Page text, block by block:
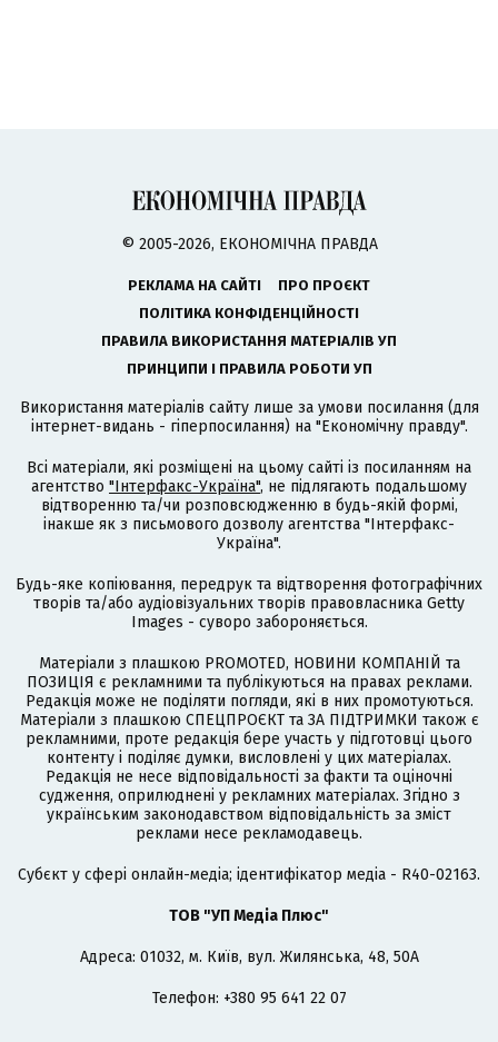
© 2005-2026, ЕКОНОМІЧНА ПРАВДА
РЕКЛАМА НА САЙТІ
ПРО ПРОЄКТ
ПОЛІТИКА КОНФІДЕНЦІЙНОСТІ
ПРАВИЛА ВИКОРИСТАННЯ МАТЕРІАЛІВ УП
ПРИНЦИПИ І ПРАВИЛА РОБОТИ УП
Використання матеріалів сайту лише за умови посилання (для
інтернет-видань - гіперпосилання) на "Економічну правду".
Всі матеріали, які розміщені на цьому сайті із посиланням на
агентство "Інтерфакс-Україна", не підлягають подальшому
відтворенню та/чи розповсюдженню в будь-якій формі,
інакше як з письмового дозволу агентства "Інтерфакс-
Україна".
Будь-яке копіювання, передрук та відтворення фотографічних
творів та/або аудіовізуальних творів правовласника Getty
Images - суворо забороняється.
Матеріали з плашкою PROMOTED, НОВИНИ КОМПАНІЙ та
ПОЗИЦІЯ є рекламними та публікуються на правах реклами.
Редакція може не поділяти погляди, які в них промотуються.
Матеріали з плашкою СПЕЦПРОЄКТ та ЗА ПІДТРИМКИ також є
рекламними, проте редакція бере участь у підготовці цього
контенту і поділяє думки, висловлені у цих матеріалах.
Редакція не несе відповідальності за факти та оціночні
судження, оприлюднені у рекламних матеріалах. Згідно з
українським законодавством відповідальність за зміст
реклами несе рекламодавець.
Cубєкт у сфері онлайн-медіа; ідентифікатор медіа - R40-02163.
ТОВ "УП Медіа Плюс"
Адреса: 01032, м. Київ, вул. Жилянська, 48, 50А
Телефон: +380 95 641 22 07